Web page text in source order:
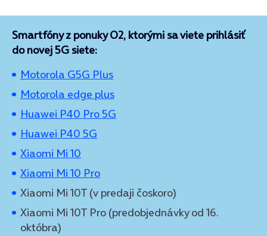
Smartfóny z ponuky O2, ktorými sa viete prihlásiť
do novej 5G siete:
Motorola G5G Plus
Motorola edge plus
Huawei P40 Pro 5G
Huawei P40 5G
Xiaomi Mi 10
Xiaomi Mi 10 Pro
Xiaomi Mi 10T (v predaji čoskoro)
Xiaomi Mi 10T Pro (predobjednávky od 16.
októbra)